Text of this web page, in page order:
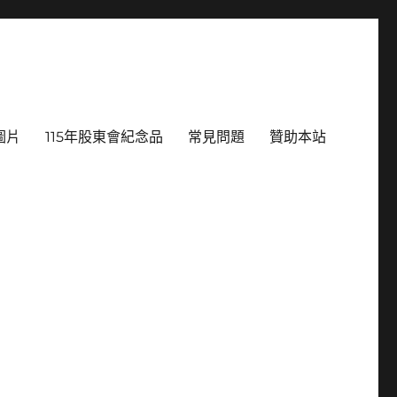
片 115年股東會紀念品 常見問題 贊助本站